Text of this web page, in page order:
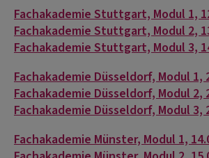
Fachakademie Stuttgart, Modul 1,
Fachakademie Stuttgart, Modul 2,
Fachakademie Stuttgart, Modul 3,
Fachakademie Düsseldorf, Modul 1,
Fachakademie Düsseldorf, Modul 2,
Fachakademie Düsseldorf, Modul 3,
Fachakademie Münster, Modul 1,